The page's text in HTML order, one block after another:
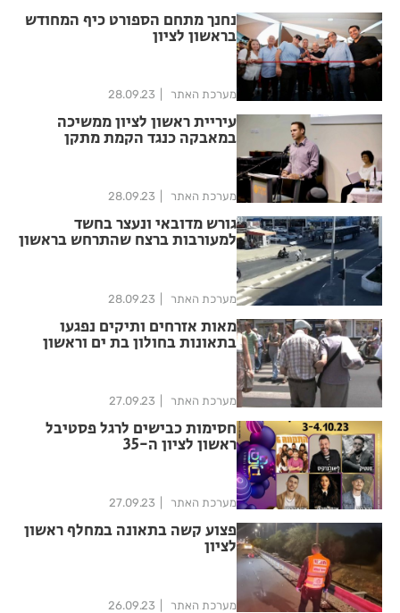
נחנך מתחם הספורט כיף המחודש
בראשון לציון
מערכת האתר 28.09.23
עיריית ראשון לציון ממשיכה
במאבקה כנגד הקמת מתקן
מערכת האתר 28.09.23
גורש מדובאי ונעצר בחשד
למעורבות ברצח שהתרחש בראשון
מערכת האתר 28.09.23
מאות אזרחים ותיקים נפגעו
בתאונות בחולון בת ים וראשון
מערכת האתר 27.09.23
חסימות כבישים לרגל פסטיבל
ראשון לציון ה-35
מערכת האתר 27.09.23
פצוע קשה בתאונה במחלף ראשון
לציון
מערכת האתר 26.09.23